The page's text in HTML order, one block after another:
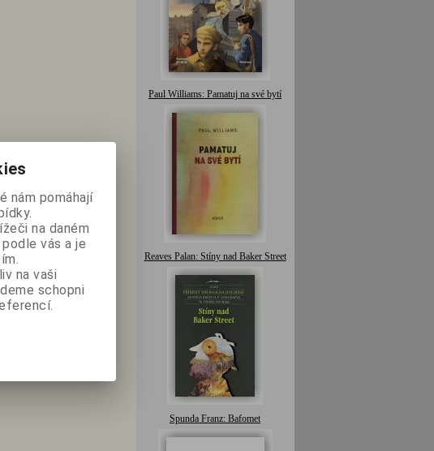
Paul Williams: Pamatuj na své bytí
Reaves Palan: Stíny nad Baker Street
Spunda Franz: Bafomet
nám pomáhají
na daném
vás a je
na vaši
schopni